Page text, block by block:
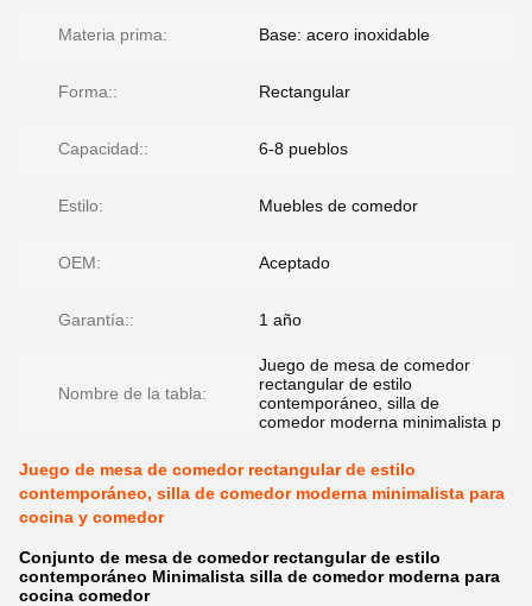
Materia prima: Base: acero inoxidable
Forma:: Rectangular
Capacidad:: 6-8 pueblos
Estilo: Muebles de comedor
OEM: Aceptado
Garantía:: 1 año
Nombre de la tabla:
Juego de mesa de comedor
rectangular de estilo
contemporáneo, silla de
comedor moderna minimalista p
Juego de mesa de comedor rectangular de estilo
contemporáneo, silla de comedor moderna minimalista para
cocina y comedor
Conjunto de mesa de comedor rectangular de estilo
contemporáneo Minimalista silla de comedor moderna para
cocina comedor